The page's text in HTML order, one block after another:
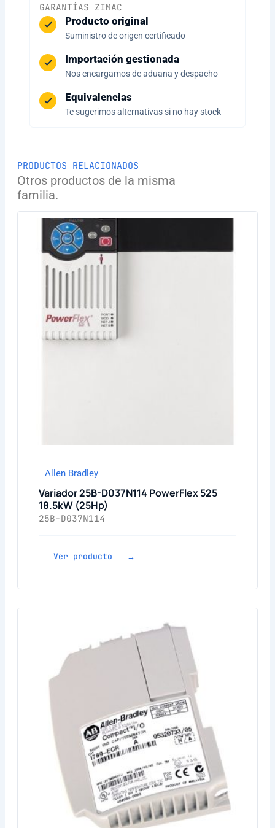
GARANTÍAS ZIMAC
Producto original
Suministro de origen certificado
Importación gestionada
Nos encargamos de aduana y despacho
Equivalencias
Te sugerimos alternativas si no hay stock
PRODUCTOS RELACIONADOS
Otros productos de la misma
familia.
Allen Bradley
Variador 25B-D037N114 PowerFlex 525
18.5kW (25Hp)
25B-D037N114
Ver producto →